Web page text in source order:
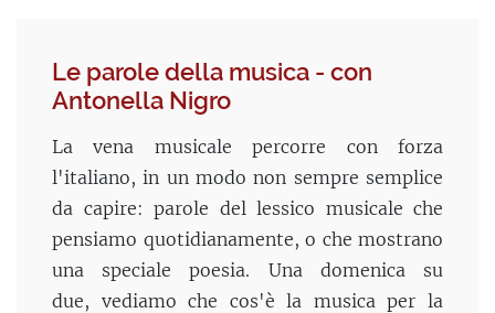
Le parole della musica - con
Antonella Nigro
La vena musicale percorre con forza
l'italiano, in un modo non sempre semplice
da capire: parole del lessico musicale che
pensiamo quotidianamente, o che mostrano
una speciale poesia. Una domenica su
due, vediamo che cos'è la musica per la